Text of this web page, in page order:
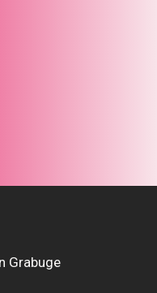
Grabuge